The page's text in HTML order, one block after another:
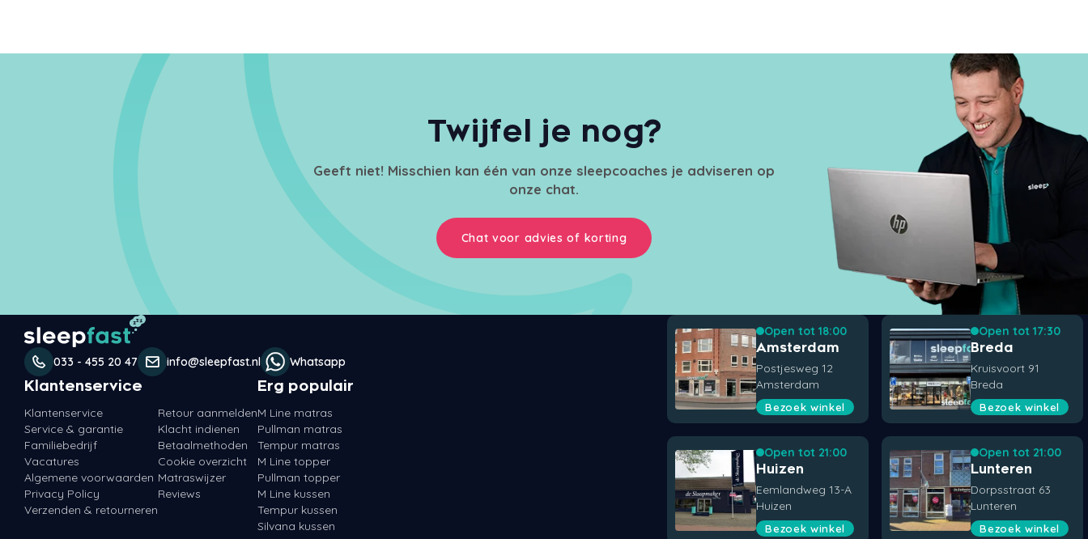
Twijfel je nog?
Geeft niet! Misschien kan één van onze sleepcoaches je adviseren op
onze chat.
Chat voor advies of korting
Open tot 18:00
Amsterdam
Postjesweg 12
Amsterdam
Bezoek winkel
Open tot 17:30
Breda
Kruisvoort 91
Breda
Bezoek winkel
Open tot 21:00
Huizen
Eemlandweg 13-A
Huizen
Bezoek winkel
Open tot 21:00
Lunteren
Dorpsstraat 63
Lunteren
Bezoek winkel
033 - 455 20 47 info@sleepfast.nl Whatsapp
Klantenservice
Klantenservice
Service & garantie
Familiebedrijf
Vacatures
Algemene voorwaarden
Privacy Policy
Verzenden & retourneren
Retour aanmelden
Klacht indienen
Betaalmethoden
Cookie overzicht
Matraswijzer
Reviews
Erg populair
M Line matras
Pullman matras
Tempur matras
M Line topper
Pullman topper
M Line kussen
Tempur kussen
Silvana kussen